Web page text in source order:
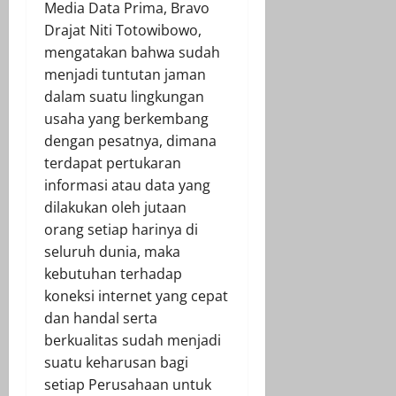
Media Data Prima, Bravo
Drajat Niti Totowibowo,
mengatakan bahwa sudah
menjadi tuntutan jaman
dalam suatu lingkungan
usaha yang berkembang
dengan pesatnya, dimana
terdapat pertukaran
informasi atau data yang
dilakukan oleh jutaan
orang setiap harinya di
seluruh dunia, maka
kebutuhan terhadap
koneksi internet yang cepat
dan handal serta
berkualitas sudah menjadi
suatu keharusan bagi
setiap Perusahaan untuk